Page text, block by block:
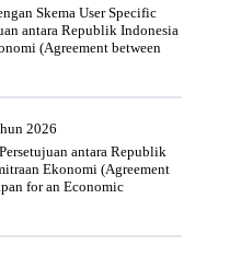
Skema User Specific
antara Republik Indonesia
(Agreement between
2026
antara Republik
Ekonomi (Agreement
for an Economic